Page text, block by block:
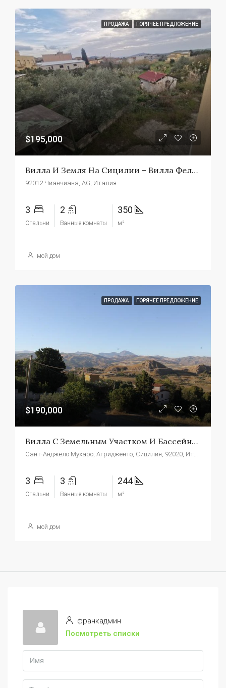
ПРОДАЖА ГОРЯЧЕЕ ПРЕДЛОЖЕНИЕ
$195,000
Вилла И Земля На Сицилии – Вилла Феличе
92012 Чианчиана, AG, Италия
3
Спальни
2
Ванные комнаты
350
м²
мой дом
ПРОДАЖА ГОРЯЧЕЕ ПРЕДЛОЖЕНИЕ
$190,000
Вилла С Земельным Участком И Бассейном На Сицилии – Вилла Константино Сант'Анджело Мухаро (АГ)
3
Спальни
3
Ванные комнаты
244
м²
мой дом
франкадмин
Посмотреть списки